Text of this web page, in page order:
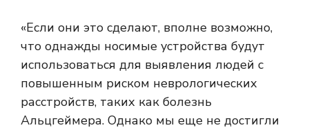
«Если они это сделают, вполне возможно,
что однажды носимые устройства будут
использоваться для выявления людей с
повышенным риском неврологических
расстройств, таких как болезнь
Альцгеймера. Однако мы еще не достигли